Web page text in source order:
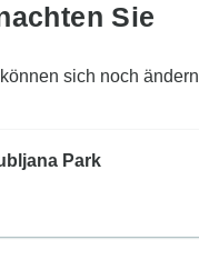
Sie
sich noch ändern
Park